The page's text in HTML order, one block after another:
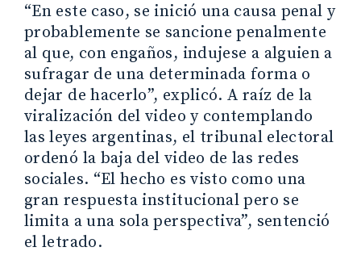
“En este caso, se inició una causa penal y
probablemente se sancione penalmente
al que, con engaños, indujese a alguien a
sufragar de una determinada forma o
dejar de hacerlo”, explicó. A raíz de la
viralización del video y contemplando
las leyes argentinas, el tribunal electoral
ordenó la baja del video de las redes
sociales. “El hecho es visto como una
gran respuesta institucional pero se
limita a una sola perspectiva”, sentenció
el letrado.